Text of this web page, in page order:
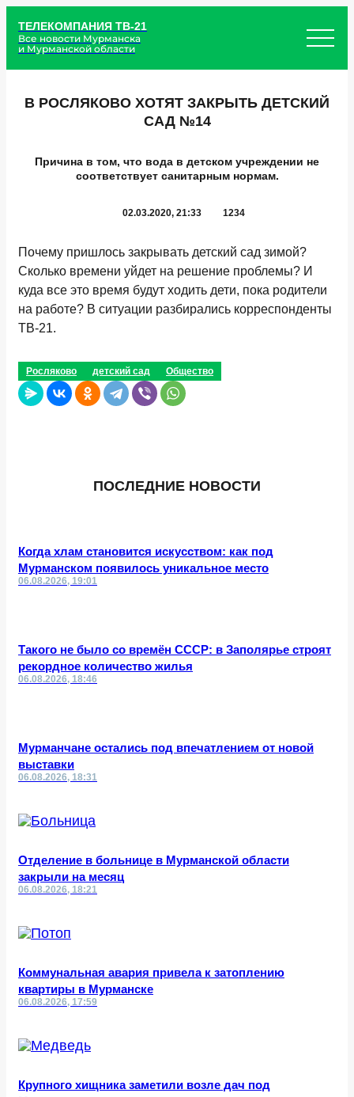
ТЕЛЕКОМПАНИЯ ТВ-21
Все новости Мурманска
и Мурманской области
В РОСЛЯКОВО ХОТЯТ ЗАКРЫТЬ ДЕТСКИЙ
САД №14
Причина в том, что вода в детском учреждении не
соответствует санитарным нормам.
02.03.2020, 21:33 1234
Почему пришлось закрывать детский сад зимой?
Сколько времени уйдет на решение проблемы? И
куда все это время будут ходить дети, пока родители
на работе? В ситуации разбирались корреспонденты
ТВ-21.
Росляково детский сад Общество
ПОСЛЕДНИЕ НОВОСТИ
Когда хлам становится искусством: как под
Мурманском появилось уникальное место
06.08.2026, 19:01
Такого не было со времён СССР: в Заполярье строят
рекордное количество жилья
06.08.2026, 18:46
Мурманчане остались под впечатлением от новой
выставки
06.08.2026, 18:31
Отделение в больнице в Мурманской области
закрыли на месяц
06.08.2026, 18:21
Коммунальная авария привела к затоплению
квартиры в Мурманске
06.08.2026, 17:59
Крупного хищника заметили возле дач под